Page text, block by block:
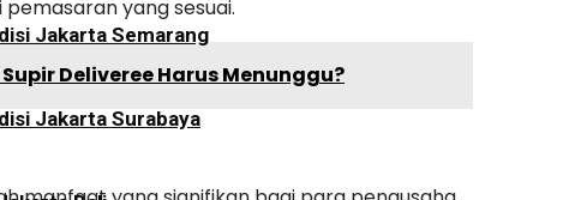
Jakarta Semarang
Jakarta Surabaya
yang sesuai.
Deliveree Harus Menunggu?